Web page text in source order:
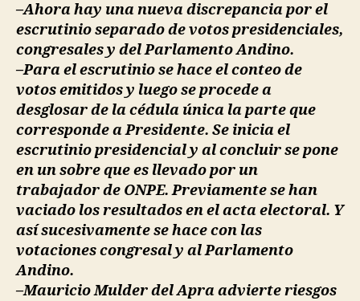
–Ahora hay una nueva discrepancia por el
escrutinio separado de votos presidenciales,
congresales y del Parlamento Andino.
–Para el escrutinio se hace el conteo de
votos emitidos y luego se procede a
desglosar de la cédula única la parte que
corresponde a Presidente. Se inicia el
escrutinio presidencial y al concluir se pone
en un sobre que es llevado por un
trabajador de ONPE. Previamente se han
vaciado los resultados en el acta electoral. Y
así sucesivamente se hace con las
votaciones congresal y al Parlamento
Andino.
–Mauricio Mulder del Apra advierte riesgos